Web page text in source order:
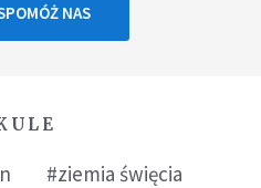
NAS
#ziemia święcia